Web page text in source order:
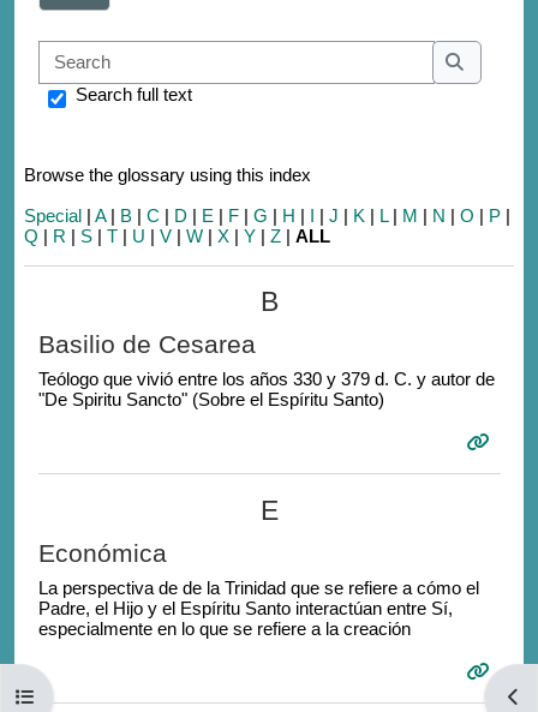
Open course index
Search
Search
Search full text
Browse the glossary using this index
Special | A| B | C | D | E | F | G | H | I | J | K | L| M | N | O | P |
Q | R | S | T | U | V | W | X | Y | Z | ALL
B
Basilio de Cesarea
Teólogo que vivió entre los años 330 y 379 d. C. y autor de
"De Spiritu Sancto" (Sobre el Espíritu Santo)
E
Económica
La perspectiva de de la Trinidad que se refiere a cómo el
Padre, el Hijo y el Espíritu Santo interactúan entre Sí,
especialmente en lo que se refiere a la creación